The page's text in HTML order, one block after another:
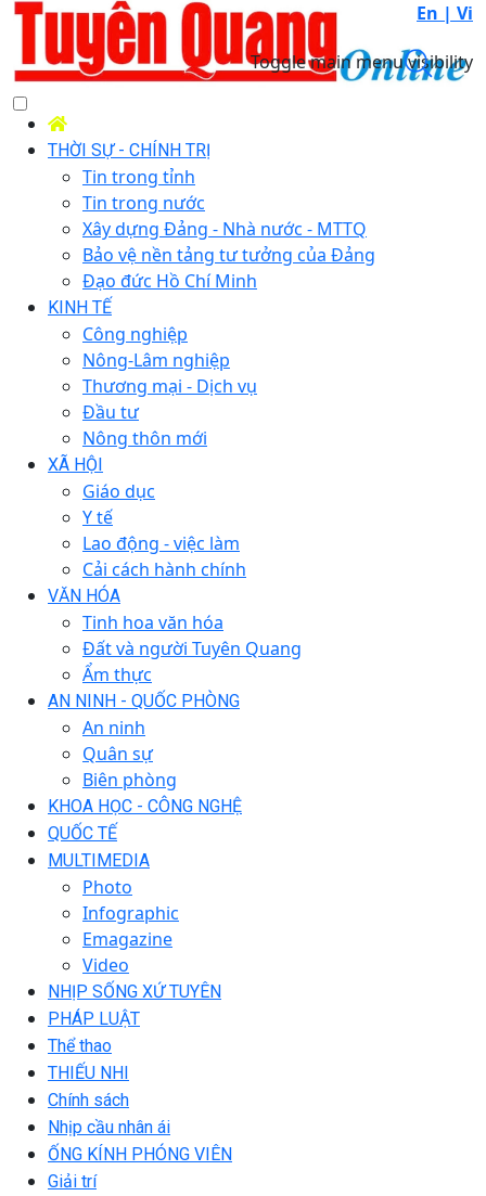
En | Vi
Toggle main menu visibility
THỜI SỰ - CHÍNH TRỊ
Tin trong tỉnh
Tin trong nước
Xây dựng Đảng - Nhà nước - MTTQ
Bảo vệ nền tảng tư tưởng của Đảng
Đạo đức Hồ Chí Minh
KINH TẾ
Công nghiệp
Nông-Lâm nghiệp
Thương mại - Dịch vụ
Đầu tư
Nông thôn mới
XÃ HỘI
Giáo dục
Y tế
Lao động - việc làm
Cải cách hành chính
VĂN HÓA
Tinh hoa văn hóa
Đất và người Tuyên Quang
Ẩm thực
AN NINH - QUỐC PHÒNG
An ninh
Quân sự
Biên phòng
KHOA HỌC - CÔNG NGHỆ
QUỐC TẾ
MULTIMEDIA
Photo
Infographic
Emagazine
Video
NHỊP SỐNG XỨ TUYÊN
PHÁP LUẬT
Thể thao
THIẾU NHI
Chính sách
Nhịp cầu nhân ái
ỐNG KÍNH PHÓNG VIÊN
Giải trí